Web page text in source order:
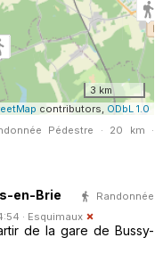
3 km
contributors, ODbL 1.0
Pédestre · 20 km ·
en-Brie
Randonnée
· Esquimaux
de la gare de Bussy-